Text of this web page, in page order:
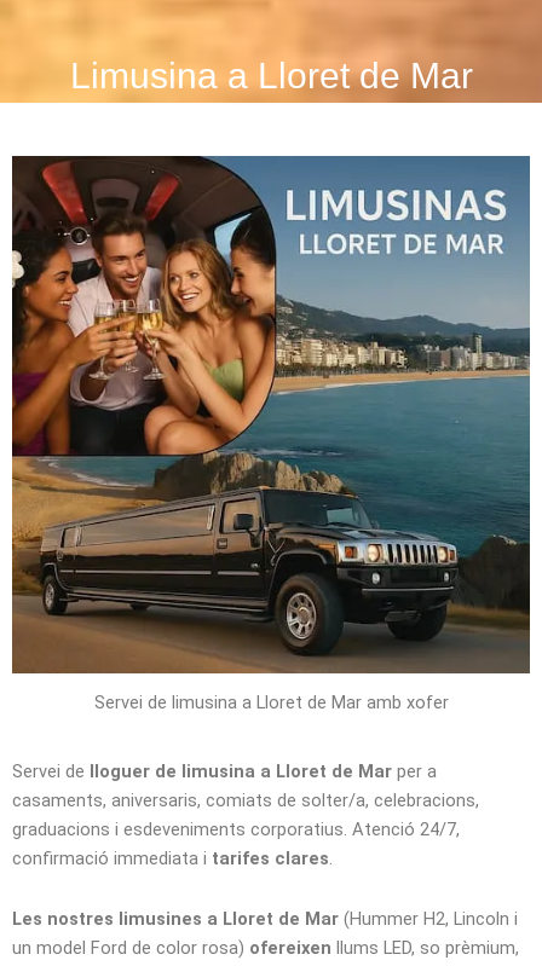
Limusina a Lloret de Mar
Servei de limusina a Lloret de Mar amb xofer
Servei de lloguer de limusina a Lloret de Mar per a
casaments, aniversaris, comiats de solter/a, celebracions,
graduacions i esdeveniments corporatius. Atenció 24/7,
confirmació immediata i tarifes clares.
Les nostres limusines a Lloret de Mar (Hummer H2, Lincoln i
un model Ford de color rosa) ofereixen llums LED, so prèmium,